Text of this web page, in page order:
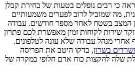
כי רבים נופלים בטעות של בחירת קבלן
מה שמוביל לרוב לפערים משמעותיים
המצב בשטח לאחר מספר חודשים. עבודה
שירות לקוחות זמין מאפשרת לכם פתרון
אחרי מנהל עבודה שלא עונה לטלפונים.
משרדים בשרון, בדקו היטב את הפריסה
שלה להקצות כוח אדם חלופי במקרה של